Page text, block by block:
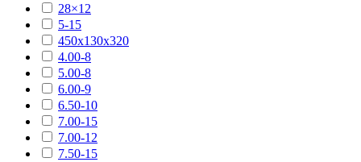
28×12
5-15
450х130х320
4.00-8
5.00-8
6.00-9
6.50-10
7.00-15
7.00-12
7.50-15